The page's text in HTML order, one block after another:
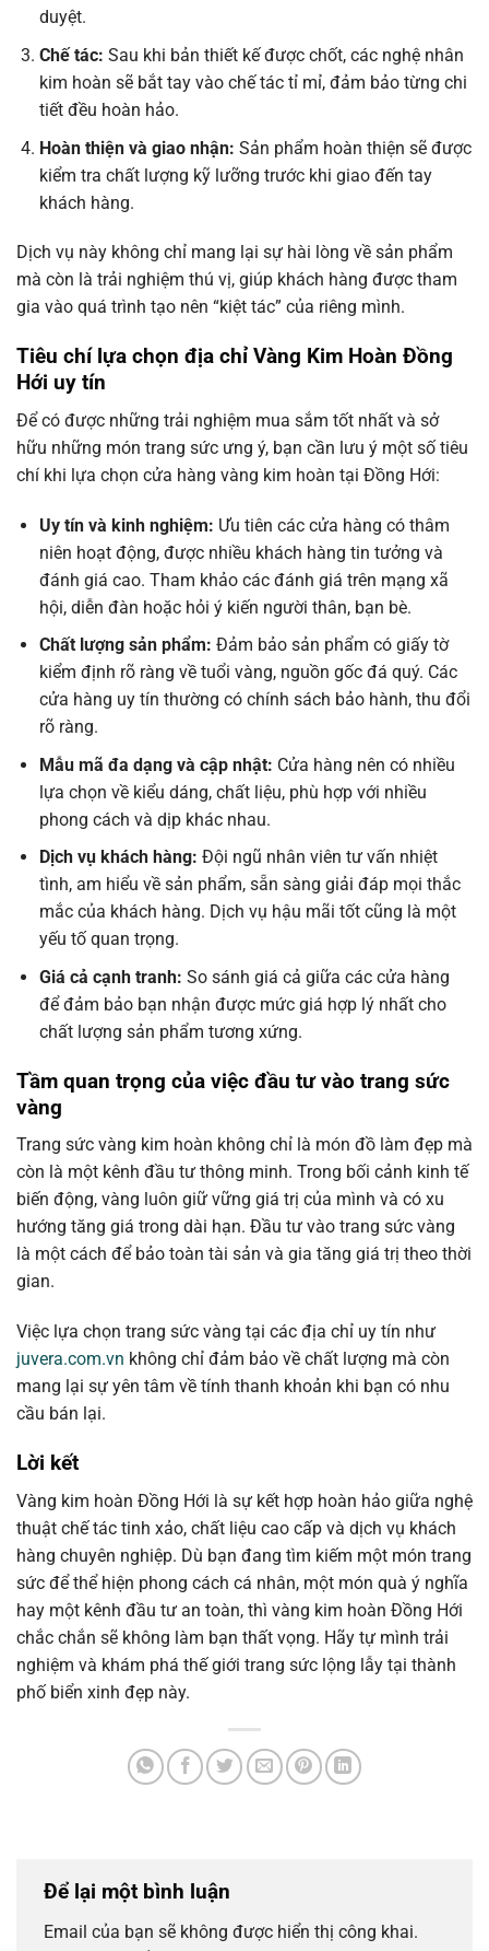
duyệt.
Chế tác: Sau khi bản thiết kế được chốt, các nghệ nhân
kim hoàn sẽ bắt tay vào chế tác tỉ mỉ, đảm bảo từng chi
tiết đều hoàn hảo.
Hoàn thiện và giao nhận: Sản phẩm hoàn thiện sẽ được
kiểm tra chất lượng kỹ lưỡng trước khi giao đến tay
khách hàng.
Dịch vụ này không chỉ mang lại sự hài lòng về sản phẩm
mà còn là trải nghiệm thú vị, giúp khách hàng được tham
gia vào quá trình tạo nên “kiệt tác” của riêng mình.
Tiêu chí lựa chọn địa chỉ Vàng Kim Hoàn Đồng
Hới uy tín
Để có được những trải nghiệm mua sắm tốt nhất và sở
hữu những món trang sức ưng ý, bạn cần lưu ý một số tiêu
chí khi lựa chọn cửa hàng vàng kim hoàn tại Đồng Hới:
Uy tín và kinh nghiệm: Ưu tiên các cửa hàng có thâm
niên hoạt động, được nhiều khách hàng tin tưởng và
đánh giá cao. Tham khảo các đánh giá trên mạng xã
hội, diễn đàn hoặc hỏi ý kiến người thân, bạn bè.
Chất lượng sản phẩm: Đảm bảo sản phẩm có giấy tờ
kiểm định rõ ràng về tuổi vàng, nguồn gốc đá quý. Các
cửa hàng uy tín thường có chính sách bảo hành, thu đổi
rõ ràng.
Mẫu mã đa dạng và cập nhật: Cửa hàng nên có nhiều
lựa chọn về kiểu dáng, chất liệu, phù hợp với nhiều
phong cách và dịp khác nhau.
Dịch vụ khách hàng: Đội ngũ nhân viên tư vấn nhiệt
tình, am hiểu về sản phẩm, sẵn sàng giải đáp mọi thắc
mắc của khách hàng. Dịch vụ hậu mãi tốt cũng là một
yếu tố quan trọng.
Giá cả cạnh tranh: So sánh giá cả giữa các cửa hàng
để đảm bảo bạn nhận được mức giá hợp lý nhất cho
chất lượng sản phẩm tương xứng.
Tầm quan trọng của việc đầu tư vào trang sức
vàng
Trang sức vàng kim hoàn không chỉ là món đồ làm đẹp mà
còn là một kênh đầu tư thông minh. Trong bối cảnh kinh tế
biến động, vàng luôn giữ vững giá trị của mình và có xu
hướng tăng giá trong dài hạn. Đầu tư vào trang sức vàng
là một cách để bảo toàn tài sản và gia tăng giá trị theo thời
gian.
Việc lựa chọn trang sức vàng tại các địa chỉ uy tín như
juvera.com.vn không chỉ đảm bảo về chất lượng mà còn
mang lại sự yên tâm về tính thanh khoản khi bạn có nhu
cầu bán lại.
Lời kết
Vàng kim hoàn Đồng Hới là sự kết hợp hoàn hảo giữa nghệ
thuật chế tác tinh xảo, chất liệu cao cấp và dịch vụ khách
hàng chuyên nghiệp. Dù bạn đang tìm kiếm một món trang
sức để thể hiện phong cách cá nhân, một món quà ý nghĩa
hay một kênh đầu tư an toàn, thì vàng kim hoàn Đồng Hới
chắc chắn sẽ không làm bạn thất vọng. Hãy tự mình trải
nghiệm và khám phá thế giới trang sức lộng lẫy tại thành
phố biển xinh đẹp này.
Để lại một bình luận
Email của bạn sẽ không được hiển thị công khai.